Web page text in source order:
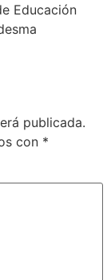
Educación
publicada.
con *